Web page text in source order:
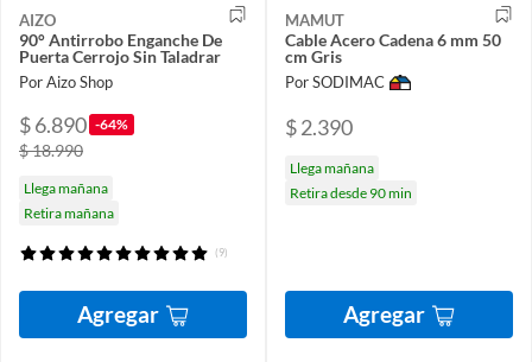
AIZO
90° Antirrobo Enganche De
Puerta Cerrojo Sin Taladrar
Por Aizo Shop
$ 6.890 -64%
$ 18.990
Llega mañana
Retira mañana
(9)
Agregar
MAMUT
Cable Acero Cadena 6 mm 50
cm Gris
Por SODIMAC
$ 2.390
Llega mañana
Retira desde 90 min
Agregar